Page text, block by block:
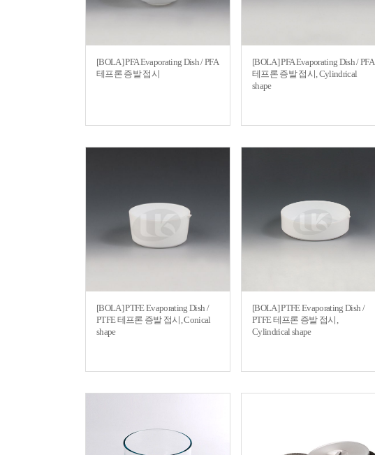
[BOLA] PFA Evaporating Dish / PFA
테프론 증발 접시
[BOLA] PFA Evaporating Dish / PFA
테프론 증발 접시, Cylindrical
shape
[BOLA] PTFE Evaporating Dish /
PTFE 테프론 증발 접시, Conical
shape
[BOLA] PTFE Evaporating Dish /
PTFE 테프론 증발 접시,
Cylindrical shape